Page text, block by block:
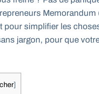
Memorandum
pour simplifier les
jargon, pour que
]